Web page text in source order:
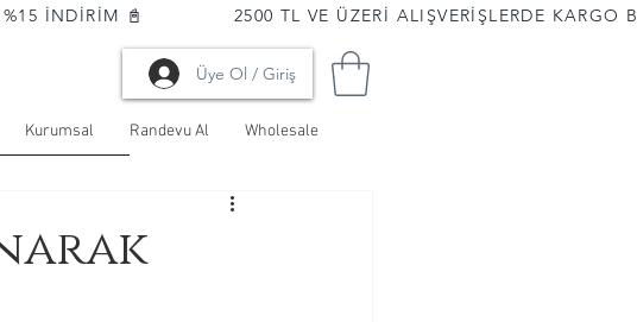
%15 İNDİRİM 📓
Üye Ol / Giriş
Kurumsal Randevu Al Wholesale